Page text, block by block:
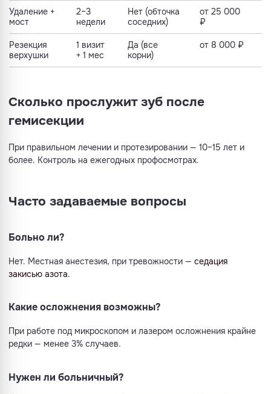
Удаление +
мост
2–3
недели
Нет (обточка
соседних)
от 25 000
₽
Резекция
верхушки
1 визит
+ 1 мес
Да (все
корни)
от 8 000 ₽
Сколько прослужит зуб после
гемисекции
При правильном лечении и протезировании — 10–15 лет и
более. Контроль на ежегодных профосмотрах.
Часто задаваемые вопросы
Больно ли?
Нет. Местная анестезия, при тревожности — седация
закисью азота.
Какие осложнения возможны?
При работе под микроскопом и лазером осложнения крайне
редки — менее 3% случаев.
Нужен ли больничный?